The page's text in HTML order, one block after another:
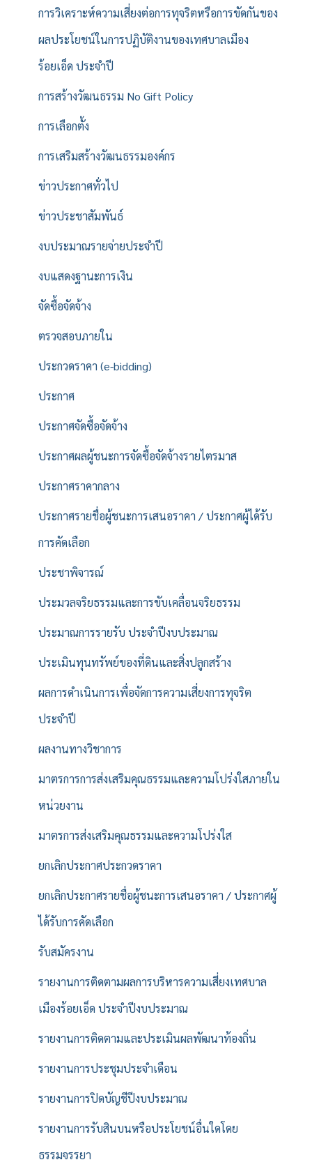
การวิเคราะห์ความเสี่ยงต่อการทุจริตหรือการขัดกันของ
ผลประโยชน์ในการปฏิบัติงานของเทศบาลเมือง
ร้อยเอ็ด ประจำปี
การสร้างวัฒนธรรม No Gift Policy
การเลือกตั้ง
การเสริมสร้างวัฒนธรรมองค์กร
ข่าวประกาศทั่วไป
ข่าวประชาสัมพันธ์
งบประมาณรายจ่ายประจำปี
งบแสดงฐานะการเงิน
จัดซื้อจัดจ้าง
ตรวจสอบภายใน
ประกวดราคา (e-bidding)
ประกาศ
ประกาศจัดซื้อจัดจ้าง
ประกาศผลผู้ชนะการจัดซื้อจัดจ้างรายไตรมาส
ประกาศราคากลาง
ประกาศรายชื่อผู้ชนะการเสนอราคา / ประกาศผู้ได้รับ
การคัดเลือก
ประชาพิจารณ์
ประมวลจริยธรรมและการขับเคลื่อนจริยธรรม
ประมาณการรายรับ ประจำปีงบประมาณ
ประเมินทุนทรัพย์ของที่ดินและสิ่งปลูกสร้าง
ผลการดำเนินการเพื่อจัดการความเสี่ยงการทุจริต
ประจำปี
ผลงานทางวิชาการ
มาตรการการส่งเสริมคุณธรรมและความโปร่งใสภายใน
หน่วยงาน
มาตรการส่งเสริมคุณธรรมและความโปร่งใส
ยกเลิกประกาศประกวดราคา
ยกเลิกประกาศรายชื่อผู้ชนะการเสนอราคา / ประกาศผู้
ได้รับการคัดเลือก
รับสมัครงาน
รายงานการติดตามผลการบริหารความเสี่ยงเทศบาล
เมืองร้อยเอ็ด ประจำปีงบประมาณ
รายงานการติดตามและประเมินผลพัฒนาท้องถิ่น
รายงานการประชุมประจำเดือน
รายงานการปิดบัญชีปีงบประมาณ
รายงานการรับสินบนหรือประโยชน์อื่นใดโดย
ธรรมจรรยา